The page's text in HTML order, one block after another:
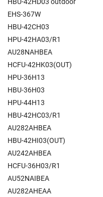
EHS-367W
HBU-42CH03
HPU-42HA03/R1
AU28NAHBEA
HCFU-42HK03(OUT)
HPU-36H13
HBU-36H03
HPU-44H13
HBU-42HC03/R1
AU282AHBEA
HBU-42HI03(OUT)
AU242AHBEA
HCFU-36H03/R1
AU52NAIBEA
AU282AHEAA